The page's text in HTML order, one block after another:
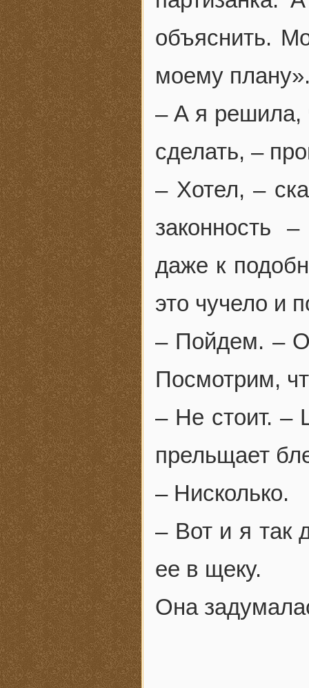
объяснить.
моему
– А я решила,
сделать, –
– Хотел, –
законность
даже к
это чучело и
– Пойдем. –
Посмотрим,
– Не стоит. –
прельщает
– Нисколько.
– Вот и я так
ее в щеку.
Она